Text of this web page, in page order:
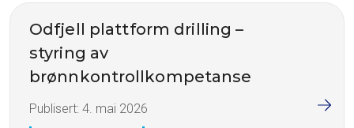
Odfjell plattform drilling –
styring av
brønnkontrollkompetanse
Publisert: 4. mai 2026